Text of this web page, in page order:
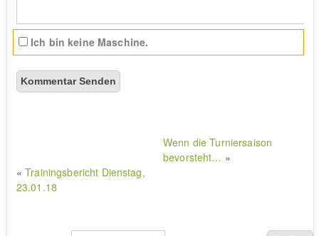
Ich bin keine Maschine.
Wenn die Turniersaison
bevorsteht… »
«Trainingsbericht Dienstag,
23.01.18